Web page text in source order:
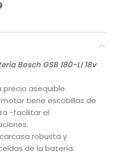
Bosch GSB 180-LI 18v
precio asequible.
tiene escobillas de
-facilitar el
robusta y
de la batería.